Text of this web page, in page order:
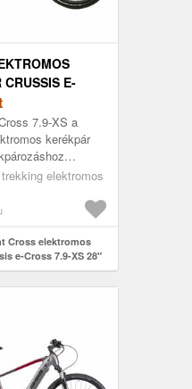
CRUSSIS E-
28" - 2024
7.9-XS a
kerékpár
és
Cross
elektromos
Cross elektromos
e-Cross 7.9-XS 28"